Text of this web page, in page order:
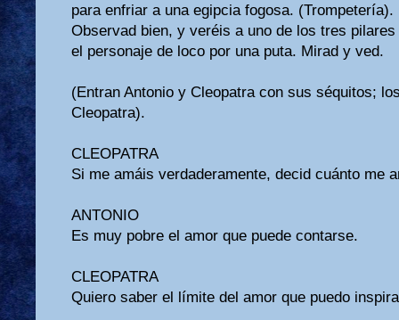
para enfriar a una egipcia fogosa.
Observad bien, y veréis a uno de los tres
el personaje de loco por una puta. Mirad y ved.
(Entran Antonio y Cleopatra con sus séquitos;
Cleopatra).
CLEOPATRA
Si me amáis verdaderamente, decid cuánto me
ANTONIO
Es muy pobre el amor que puede contarse.
CLEOPATRA
Quiero saber el límite del amor que puedo